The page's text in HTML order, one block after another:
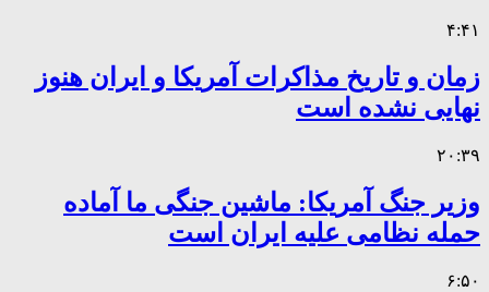
۴:۴۱
زمان و تاریخ مذاکرات آمریکا و ایران هنوز
نهایی نشده است
۲۰:۳۹
وزیر جنگ آمریکا: ماشین جنگی ما آماده
حمله نظامی علیه ایران است
۶:۵۰